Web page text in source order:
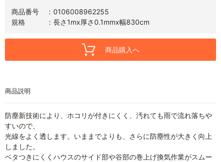
商品番号
0106008962255
規格
長さ1mx厚さ0.1mmx幅830cm
商品購入へ
商品説明
防塵新技術により、ホコリが付きにくく、汚れても雨で流れ落ちや
すいので、
光線をよく透します。いままでよりも、さらに防塵性が大きく向上
しました。
ベタつきにくくハウスのサイド部や谷部の巻上げ換気作業がスムー